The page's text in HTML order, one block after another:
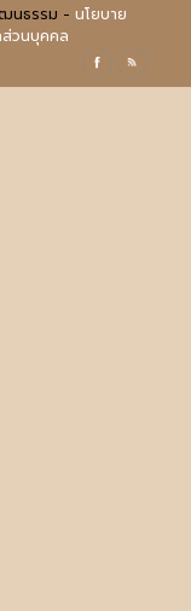
นธรรม - นโยบาย
วนบุคคล